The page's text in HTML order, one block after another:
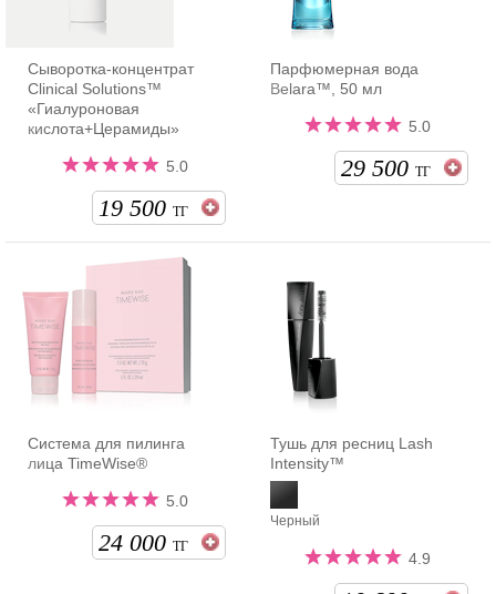
Сыворотка-концентрат
Clinical Solutions™
«Гиалуроновая
кислота+Церамиды»
5.0
19 500 ТГ
Парфюмерная вода
Belara™, 50 мл
5.0
29 500 ТГ
Система для пилинга
лица TimeWise®
5.0
24 000 ТГ
Тушь для ресниц Lash
Intensity™
Черный
4.9